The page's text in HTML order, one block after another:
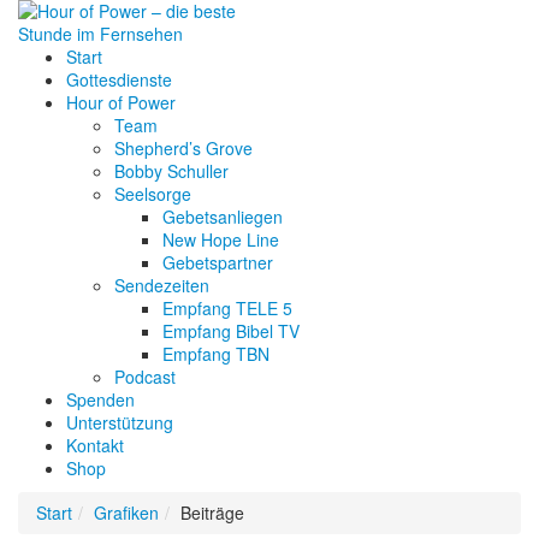
Start
Gottesdienste
Hour of Power
Team
Shepherd’s Grove
Bobby Schuller
Seelsorge
Gebetsanliegen
New Hope Line
Gebetspartner
Sendezeiten
Empfang TELE 5
Empfang Bibel TV
Empfang TBN
Podcast
Spenden
Unterstützung
Kontakt
Shop
Start
Grafiken Beiträge